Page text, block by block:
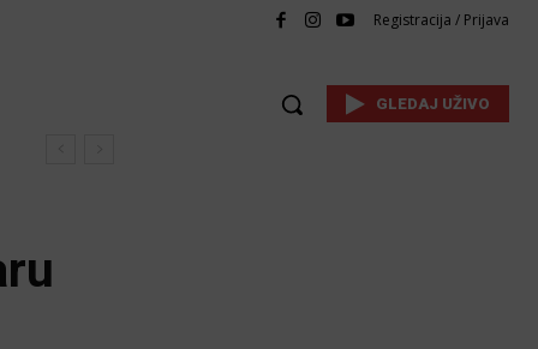
Registracija / Prijava
GLEDAJ UŽIVO